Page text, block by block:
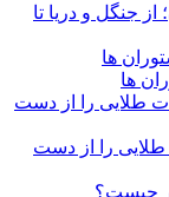
از جنگل و دریا تا
ها
طلایی را از دست